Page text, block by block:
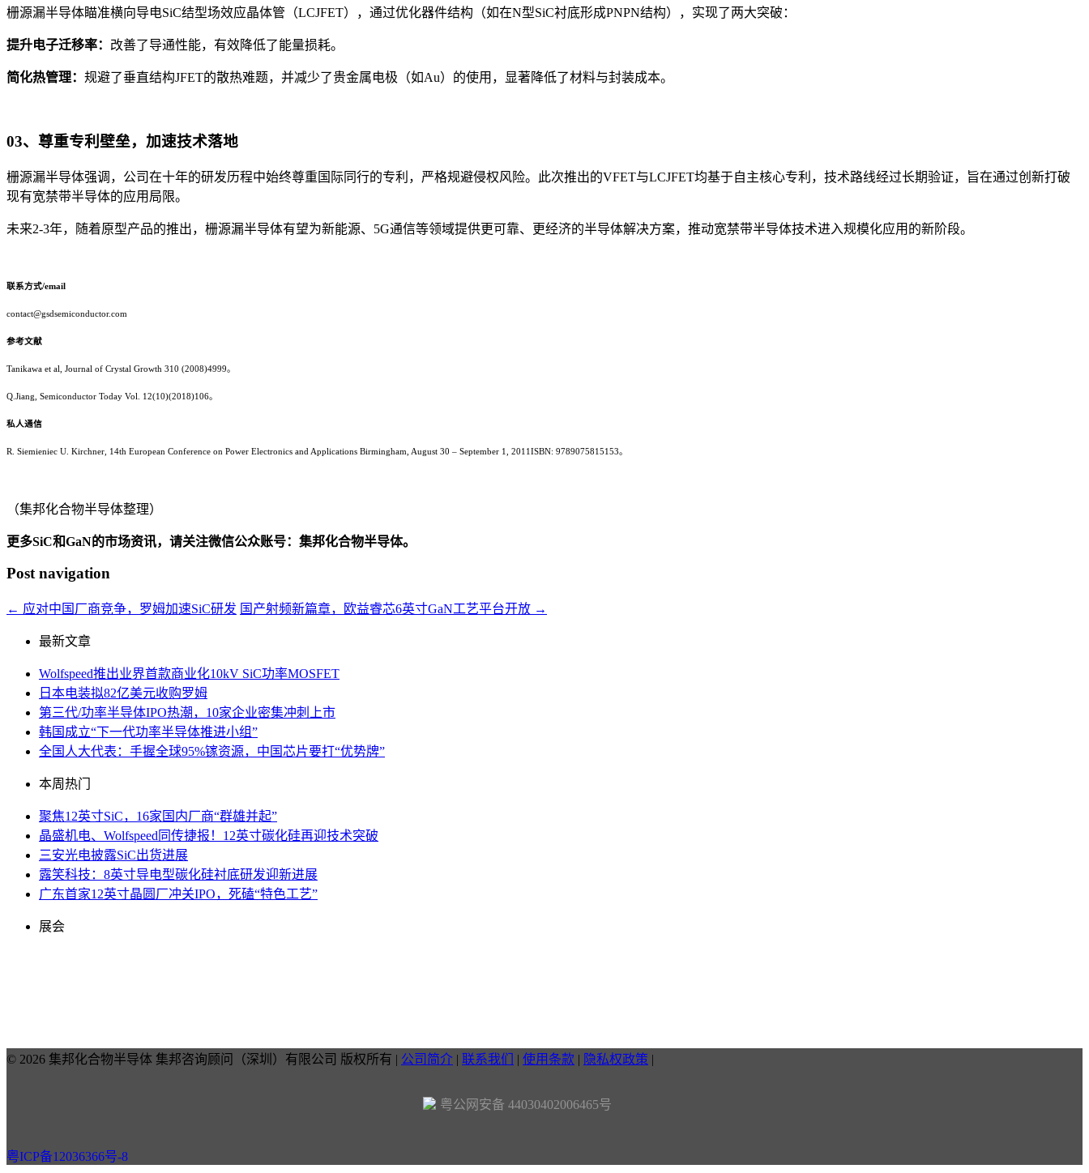
栅源漏半导体瞄准横向导电SiC结型场效应晶体管（LCJFET），通过优化器件结构（如在N型SiC衬底形成PNPN结构），实现了两大突破：
提升电子迁移率： 改善了导通性能，有效降低了能量损耗。
简化热管理： 规避了垂直结构JFET的散热难题，并减少了贵金属电极（如Au）的使用，显著降低了材料与封装成本。
03、尊重专利壁垒，加速技术落地
栅源漏半导体强调，公司在十年的研发历程中始终尊重国际同行的专利，严格规避侵权风险。此次推出的VFET与LCJFET均基于自主核心专利，技术路线经过长期验证，旨在通过创新打破
现有宽禁带半导体的应用局限。
未来2-3年，随着原型产品的推出，栅源漏半导体有望为新能源、5G通信等领域提供更可靠、更经济的半导体解决方案，推动宽禁带半导体技术进入规模化应用的新阶段。
联系方式/email
contact@gsdsemiconductor.com
参考文献
Tanikawa et al, Journal of Crystal Growth 310 (2008)4999。
Q.Jiang, Semiconductor Today Vol. 12(10)(2018)106。
私人通信
R. Siemieniec U. Kirchner, 14th European Conference on Power Electronics and Applications Birmingham, August 30 – September 1, 2011ISBN: 9789075815153。
（集邦化合物半导体整理）
更多SiC和GaN的市场资讯，请关注微信公众账号：集邦化合物半导体。
Post navigation
← 应对中国厂商竞争，罗姆加速SiC研发 国产射频新篇章，欧益睿芯6英寸GaN工艺平台开放 →
最新文章
Wolfspeed推出业界首款商业化10kV SiC功率MOSFET
日本电装拟82亿美元收购罗姆
第三代/功率半导体IPO热潮，10家企业密集冲刺上市
韩国成立“下一代功率半导体推进小组”
全国人大代表：手握全球95%镓资源，中国芯片要打“优势牌”
本周热门
聚焦12英寸SiC，16家国内厂商“群雄并起”
晶盛机电、Wolfspeed同传捷报！12英寸碳化硅再迎技术突破
三安光电披露SiC出货进展
露笑科技：8英寸导电型碳化硅衬底研发迎新进展
广东首家12英寸晶圆厂冲关IPO，死磕“特色工艺”
展会
© 2026 集邦化合物半导体 集邦咨询顾问（深圳）有限公司 版权所有 | 公司简介 | 联系我们 | 使用条款 | 隐私权政策 |
粤公网安备 44030402006465号
粤ICP备12036366号-8